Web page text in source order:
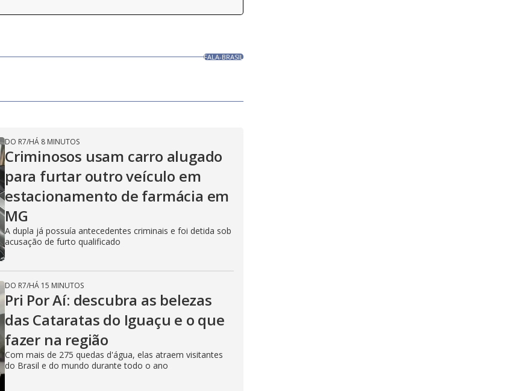
FALA-BRASIL
DO R7/HÁ 8 MINUTOS
Criminosos usam carro alugado
para furtar outro veículo em
estacionamento de farmácia em
MG
A dupla já possuía antecedentes criminais e foi detida sob
acusação de furto qualificado
DO R7/HÁ 15 MINUTOS
Pri Por Aí: descubra as belezas
das Cataratas do Iguaçu e o que
fazer na região
Com mais de 275 quedas d'água, elas atraem visitantes
do Brasil e do mundo durante todo o ano